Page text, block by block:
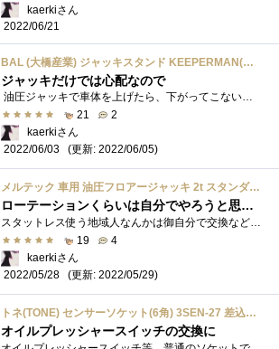
kaerkiさん
2022/06/21
BAL (大橋産業) ジャッキスタンド KEEPERMAN(キーパーマン) 2t 2脚入り 923
ジャッキだけでは心配なので
油圧ジャッキで車体を上げたら、下がってこないようにスタンドも購入しました。 本体材質:スチール製品サイズ(WxDxH):215x190x275mm単品重量:1.7kg(...
21
2
kaerkiさん
2022/06/03
(更新: 2022/06/05)
メルテック 車用 油圧フロアージャッキ 2t スタンダードα 最高値/最低値 385/130mm ブローケース付 Meltec FA-22
ローテーションくらいは自分でやろうと思いました
スタットレス使う地域人なんかは御自分で交換などする人も居るので持っているでしょうが私はタイヤ交換したりローテーションなどしたことあ�...
19
4
kaerkiさん
2022/05/28
(更新: 2022/05/29)
トネ(TONE) センサーソケット(6角) 3SEN-27 差込角9.5mm(3/8") 二面幅27mm
オイルプレッシャースイッチの交換に